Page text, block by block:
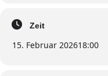
Zeit
15. Februar 202618:00